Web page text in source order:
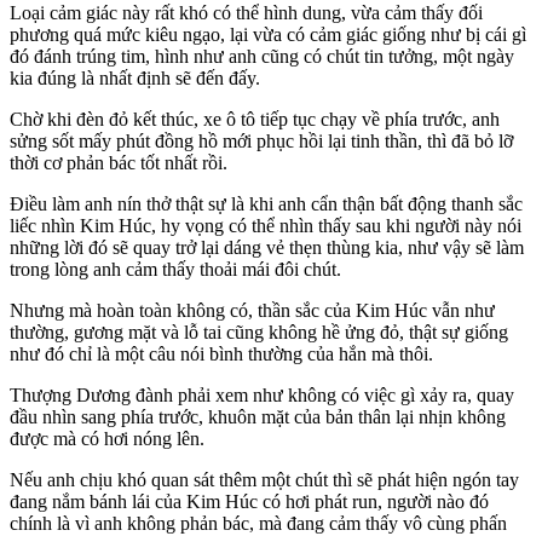
Loại cảm giác này rất khó có thể hình dung, vừa cảm thấy đối
phương quá mức kiêu ngạo, lại vừa có cảm giác giống như bị cái gì
đó đánh trúng tim, hình như anh cũng có chút tin tưởng, một ngày
kia đúng là nhất định sẽ đến đấy.
Chờ khi đèn đỏ kết thúc, xe ô tô tiếp tục chạy về phía trước, anh
sửng sốt mấy phút đồng hồ mới phục hồi lại tinh thần, thì đã bỏ lỡ
thời cơ phản bác tốt nhất rồi.
Điều làm anh nín thở thật sự là khi anh cẩn thận bất động thanh sắc
liếc nhìn Kim Húc, hy vọng có thể nhìn thấy sau khi người này nói
những lời đó sẽ quay trở lại dáng vẻ thẹn thùng kia, như vậy sẽ làm
trong lòng anh cảm thấy thoải mái đôi chút.
Nhưng mà hoàn toàn không có, thần sắc của Kim Húc vẫn như
thường, gương mặt và lỗ tai cũng không hề ửng đỏ, thật sự giống
như đó chỉ là một câu nói bình thường của hắn mà thôi.
Thượng Dương đành phải xem như không có việc gì xảy ra, quay
đầu nhìn sang phía trước, khuôn mặt của bản thân lại nhịn không
được mà có hơi nóng lên.
Nếu anh chịu khó quan sát thêm một chút thì sẽ phát hiện ngón tay
đang nắm bánh lái của Kim Húc có hơi phát run, người nào đó
chính là vì anh không phản bác, mà đang cảm thấy vô cùng phấn